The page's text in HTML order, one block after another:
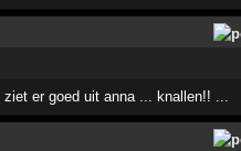
ziet er goed uit anna ... knallen!! ...